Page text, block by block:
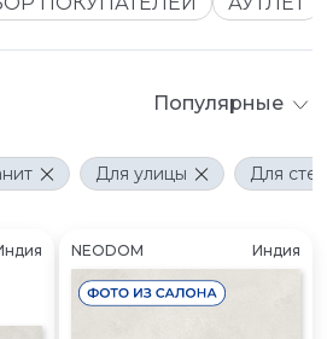
Популярные
Для улицы Для стен
NEODOM Индия